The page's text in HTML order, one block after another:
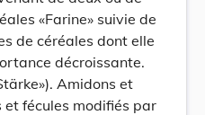
«Farine» suivie de
de céréales dont elle
décroissante.
Amidons et
fécules modifiés par